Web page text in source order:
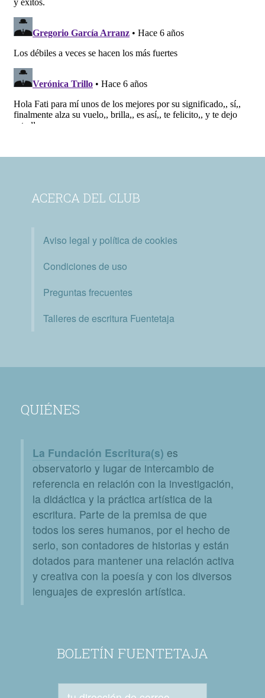
ACERCA DEL CLUB
Aviso legal y política de cookies
Condiciones de uso
Preguntas frecuentes
Talleres de escritura Fuentetaja
QUIÉNES
La Fundación Escritura(s) es
observatorio y lugar de intercambio de
referencia en relación con la investigación,
la didáctica y la práctica artística de la
escritura. Parte de la premisa de que
todos los seres humanos, por el hecho de
serlo, son contadores de historias y están
dotados para mantener una relación activa
y creativa con la poesía y con los diversos
lenguajes de expresión artística.
BOLETÍN FUENTETAJA